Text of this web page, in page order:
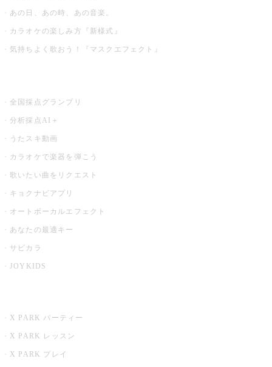
あの日、あの時、あの音楽。
カラオケの楽しみ方『新様式』
気持ちよく歌おう！『マスクエフェクト』
全国採点グランプリ
分析採点AI＋
うたスキ動画
カラオケで楽器を弾こう
歌いたい曲をリクエスト
キョクナビアプリ
オートボーカルエフェクト
あなたの最適キー
サビカラ
JOYKIDS
X PARK パーティー
X PARK レッスン
X PARK プレイ